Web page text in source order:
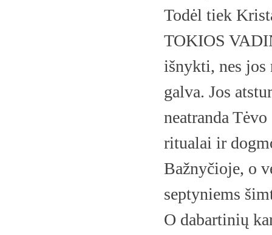
Todėl tiek
TOKIOS
išnykti, nes jos
galva. Jos
neatranda
ritualai ir
Bažnyčioje, o
septyniems
O dabartinių